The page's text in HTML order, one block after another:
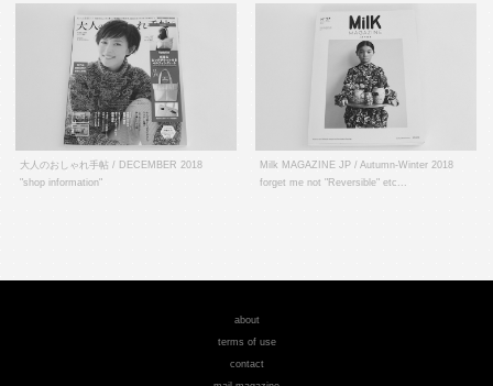
大人のおしゃれ手帖 / DECEMBER 2018
"shop information"
Milk MAGAZINE JP / Autumn-Winter 2018
forget me not "Reversible" etc...
about
terms of use
contact